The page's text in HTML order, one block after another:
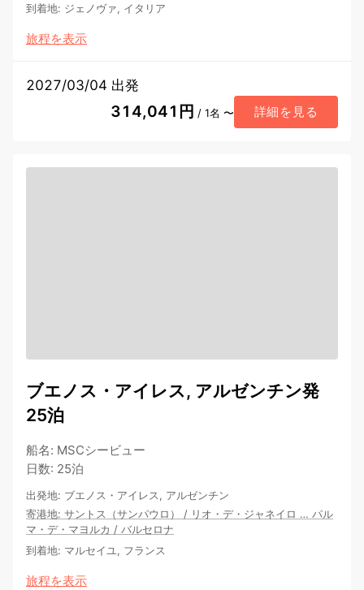
到着地: ジェノヴァ, イタリア
旅程を表示
2027/03/04 出発
314,041円 / 1名 〜 詳細を見る
ブエノス・アイレス, アルゼンチン発
25泊
船名: MSCシービュー
日数: 25泊
出発地: ブエノス・アイレス, アルゼンチン
寄港地: サントス（サンパウロ） / リオ・デ・ジャネイロ … パル
マ・デ・マヨルカ / バルセロナ
到着地: マルセイユ, フランス
旅程を表示